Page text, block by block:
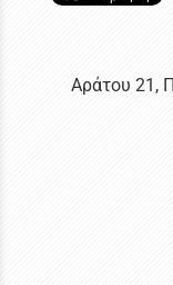
Αράτου 21,